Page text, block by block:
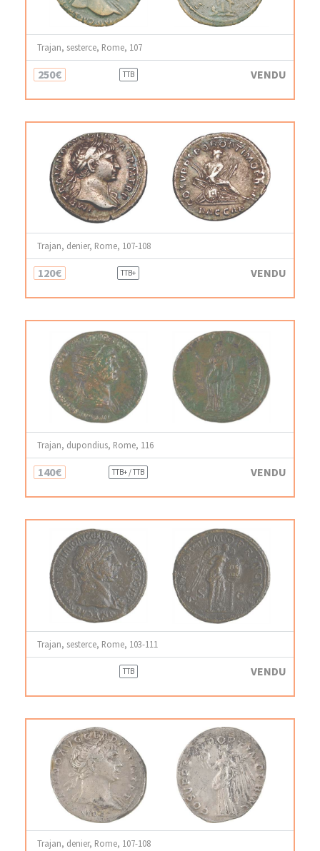
Trajan, sesterce, Rome, 107
250€ TTB VENDU
Trajan, denier, Rome, 107-108
120€ TTB+ VENDU
Trajan, dupondius, Rome, 116
140€ TTB+ / TTB VENDU
Trajan, sesterce, Rome, 103-111
TTB VENDU
Trajan, denier, Rome, 107-108